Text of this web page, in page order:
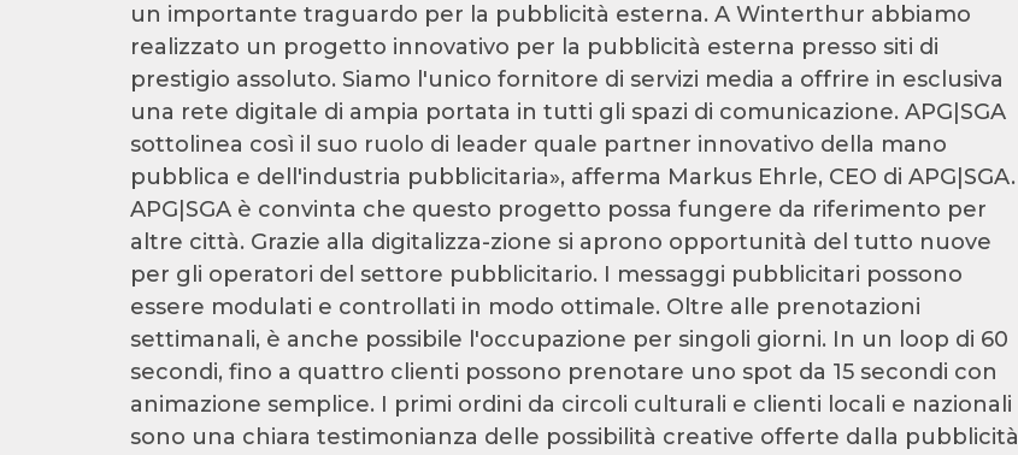
un importante traguardo per la pubblicità esterna. A Winterthur abbiamo
realizzato un progetto innovativo per la pubblicità esterna presso siti di
prestigio assoluto. Siamo l'unico fornitore di servizi media a offrire in esclusiva
una rete digitale di ampia portata in tutti gli spazi di comunicazione. APG|SGA
sottolinea così il suo ruolo di leader quale partner innovativo della mano
pubblica e dell'industria pubblicitaria», afferma Markus Ehrle, CEO di APG|SGA.
APG|SGA è convinta che questo progetto possa fungere da riferimento per
altre città. Grazie alla digitalizza-zione si aprono opportunità del tutto nuove
per gli operatori del settore pubblicitario. I messaggi pubblicitari possono
essere modulati e controllati in modo ottimale. Oltre alle prenotazioni
settimanali, è anche possibile l'occupazione per singoli giorni. In un loop di 60
secondi, fino a quattro clienti possono prenotare uno spot da 15 secondi con
animazione semplice. I primi ordini da circoli culturali e clienti locali e nazionali
sono una chiara testimonianza delle possibilità creative offerte dalla pubblicità